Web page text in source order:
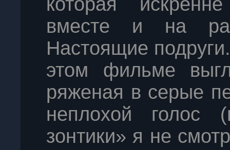
вместе и на
Настоящие
этом фильме
ряженая в серые
неплохой голос
зонтики» я не